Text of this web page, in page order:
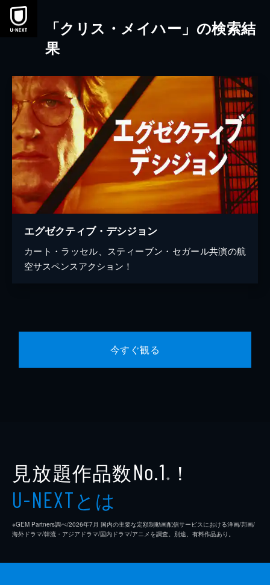
本文へスキップ
「クリス・メイハー」の検索結
果
エグゼクティブ・デシジョン
カート・ラッセル、スティーブン・セガール共演の航
空サスペンスアクション！
今すぐ観る
見放題作品数No.1 ※ ！
U-NEXTとは
※GEM Partners調べ/2026年7⽉ 国内の主要な定額制動画配信サービスにおける洋画/邦画/
海外ドラマ/韓流・アジアドラマ/国内ドラマ/アニメを調査。別途、有料作品あり。